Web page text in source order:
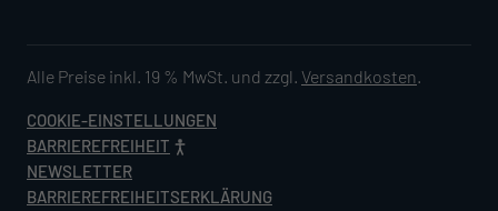
Alle Preise inkl. 19 % MwSt. und zzgl. Versandkosten.
COOKIE-EINSTELLUNGEN
BARRIEREFREIHEIT
NEWSLETTER
BARRIEREFREIHEITSERKLÄRUNG